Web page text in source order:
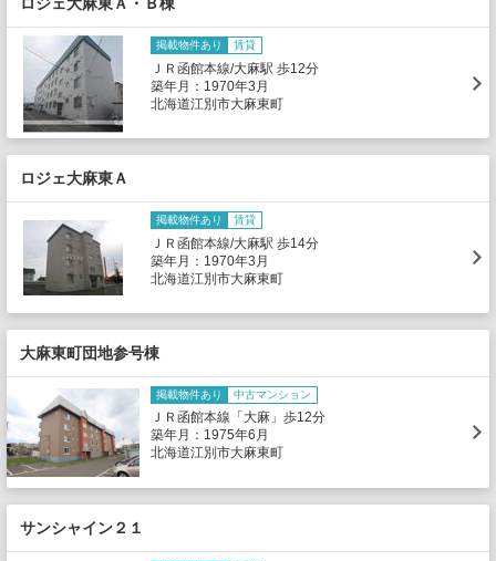
掲載物件あり 賃貸
ＪＲ函館本線/大麻駅 歩12分
築年月：1970年3月
北海道江別市大麻東町
ロジェ大麻東Ａ
掲載物件あり 賃貸
ＪＲ函館本線/大麻駅 歩14分
築年月：1970年3月
北海道江別市大麻東町
大麻東町団地参号棟
掲載物件あり 中古マンション
ＪＲ函館本線「大麻」歩12分
築年月：1975年6月
北海道江別市大麻東町
サンシャイン２１